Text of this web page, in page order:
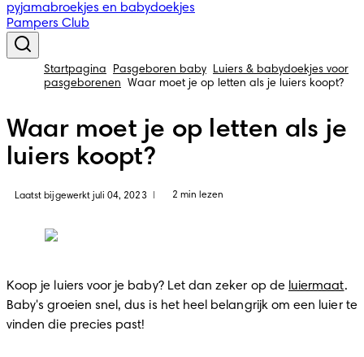
pyjamabroekjes en babydoekjes
Pampers Club
Startpagina Pasgeboren baby
Luiers & babydoekjes voor
pasgeborenen
Waar moet je op letten als je luiers koopt?
Waar moet je op letten als je
luiers koopt?
Laatst bijgewerkt juli 04, 2023 2 min lezen
Koop je luiers voor je baby? Let dan zeker op de luiermaat.
Baby's groeien snel, dus is het heel belangrijk om een luier te
vinden die precies past!